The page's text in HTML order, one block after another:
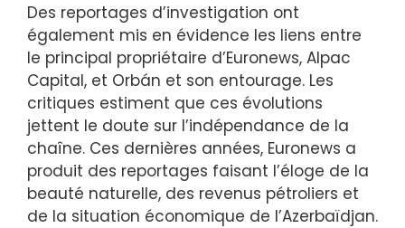
Des reportages d’investigation ont
également mis en évidence les liens entre
le principal propriétaire d’Euronews, Alpac
Capital, et Orbán et son entourage. Les
critiques estiment que ces évolutions
jettent le doute sur l’indépendance de la
chaîne. Ces dernières années, Euronews a
produit des reportages faisant l’éloge de la
beauté naturelle, des revenus pétroliers et
de la situation économique de l’Azerbaïdjan.